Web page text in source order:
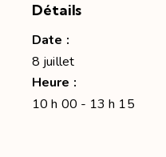
Détails
Date :
8 juillet
Heure :
10 h 00 - 13 h 15